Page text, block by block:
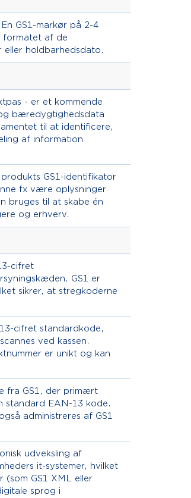
GS1-markør på 2-4
formatet af de
holdbarhedsdato.
- er et kommende
bæredygtighedsdata
til at identificere,
af information
GS1-identifikator
fx være oplysninger
bruges til at skabe én
og erhverv.
cifret
GS1 er
sikrer, at stregkoderne
cifret standardkode,
ved kassen.
er unikt og kan
fra GS1, der primært
standard EAN-13 kode.
administreres af GS1
udveksling af
it-systemer, hvilket
(som GS1 XML eller
sprog i